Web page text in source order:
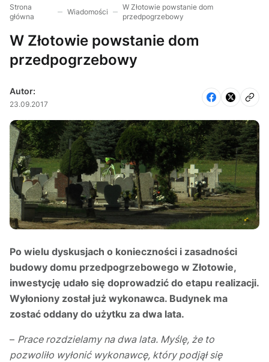
Strona
główna
Wiadomości
W Złotowie powstanie dom
przedpogrzebowy
W Złotowie powstanie dom
przedpogrzebowy
Autor:
23.09.2017
Po wielu dyskusjach o konieczności i zasadności
budowy domu przedpogrzebowego w Złotowie,
inwestycję udało się doprowadzić do etapu realizacji.
Wyłoniony został już wykonawca. Budynek ma
zostać oddany do użytku za dwa lata.
– Prace rozdzielamy na dwa lata. Myślę, że to
pozwoliło wyłonić wykonawcę, który podjął się